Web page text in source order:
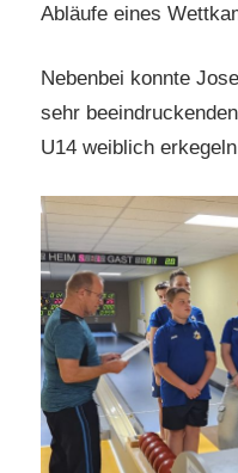
Abläufe eines
Nebenbei konnte
sehr
U14 weiblich